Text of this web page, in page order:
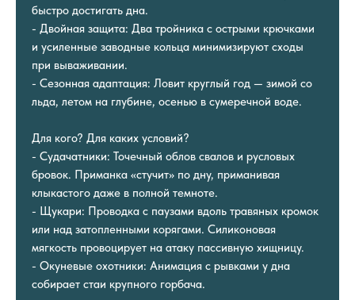
быстро достигать дна.
- Двойная защита: Два тройника с острыми крючками
и усиленные заводные кольца минимизируют сходы
при вываживании.
- Сезонная адаптация: Ловит круглый год — зимой со
льда, летом на глубине, осенью в сумеречной воде.
Для кого? Для каких условий?
- Судачатники: Точечный облов свалов и русловых
бровок. Приманка «стучит» по дну, приманивая
клыкастого даже в полной темноте.
- Щукари: Проводка с паузами вдоль травяных кромок
или над затопленными корягами. Силиконовая
мягкость провоцирует на атаку пассивную хищницу.
- Окуневые охотники: Анимация с рывками у дна
собирает стаи крупного горбача.